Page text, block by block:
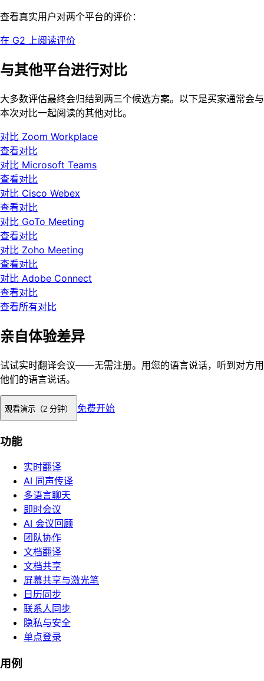
查看真实用户对两个平台的评价：
在 G2 上阅读评价
与其他平台进行对比
大多数评估最终会归结到两三个候选方案。以下是买家通常会与
本次对比一起阅读的其他对比。
对比 Zoom Workplace
查看对比
对比 Microsoft Teams
查看对比
对比 Cisco Webex
查看对比
对比 GoTo Meeting
查看对比
对比 Zoho Meeting
查看对比
对比 Adobe Connect
查看对比
查看所有对比
亲自体验差异
试试实时翻译会议——无需注册。用您的语言说话，听到对方用
他们的语言说话。
观看演示（2 分钟） 免费开始
功能
实时翻译
AI 同声传译
多语言聊天
即时会议
AI 会议回顾
团队协作
文档翻译
文档共享
屏幕共享与激光笔
日历同步
联系人同步
隐私与安全
单点登录
用例